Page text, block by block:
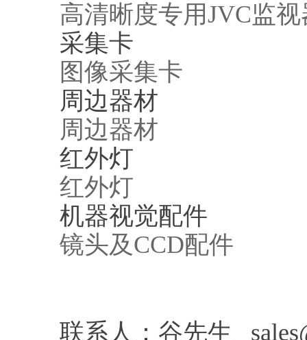
高清晰度专用JVC监视
采集卡
图像采集卡
周边器材
周边器材
红外灯
红外灯
机器视觉配件
镜头及CCD配件
联系人：谷先生